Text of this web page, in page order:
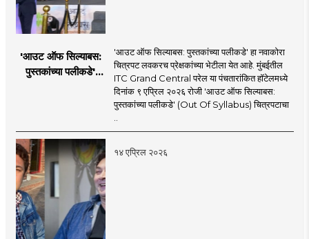
'आउट ऑफ सिल्याबस:
पुस्तकांच्या पलीकडे'
सोहळा संपन्न
'आउट ऑफ सिल्याबस: पुस्तकांच्या पलीकडे' हा नवाकोरा
चित्रपट लवकरच प्रेक्षकांच्या भेटीला येत आहे. मुंबईतील
ITC Grand Central परेल या पंचतारांकित हॉटेलमध्ये
दिनांक ९ एप्रिल २०२६ रोजी 'आउट ऑफ सिल्याबस:
पुस्तकांच्या पलीकडे' (Out Of Syllabus) चित्रपटाचा
१४ एप्रिल २०२६